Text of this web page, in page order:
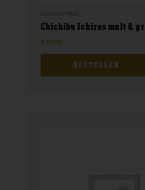
Chichibu Ichiros malt &
€59,99
BESTELLEN